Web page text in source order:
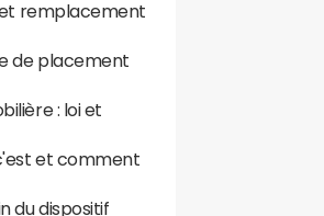
et remplacement
de placement
: loi et
et comment
du dispositif